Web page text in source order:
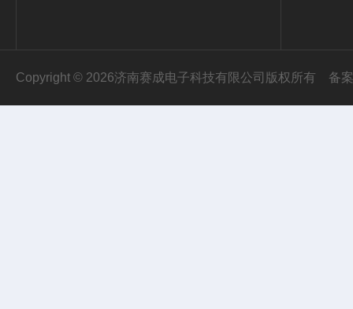
Copyright © 2026济南赛成电子科技有限公司版权所有 备